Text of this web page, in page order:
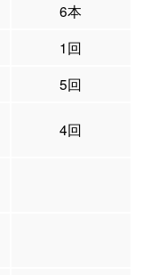
6本
1回
5回
4回